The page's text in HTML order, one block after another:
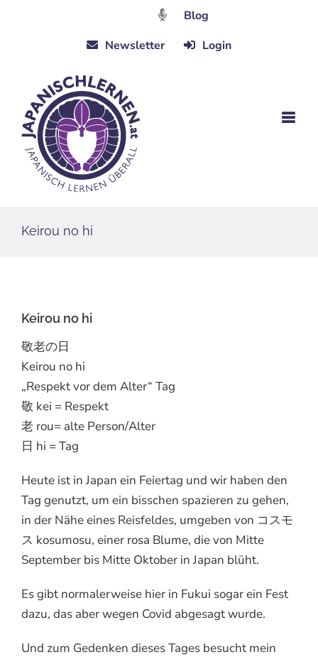
Blog
Newsletter
Login
Keirou no hi
Keirou no hi
敬老の日
Keirou no hi
„Respekt vor dem Alter“ Tag
敬 kei = Respekt
老 rou= alte Person/Alter
日 hi = Tag
Heute ist in Japan ein Feiertag und wir haben den
Tag genutzt, um ein bisschen spazieren zu gehen,
in der Nähe eines Reisfeldes, umgeben von コスモ
ス kosumosu, einer rosa Blume, die von Mitte
September bis Mitte Oktober in Japan blüht.
Es gibt normalerweise hier in Fukui sogar ein Fest
dazu, das aber wegen Covid abgesagt wurde.
Und zum Gedenken dieses Tages besucht mein